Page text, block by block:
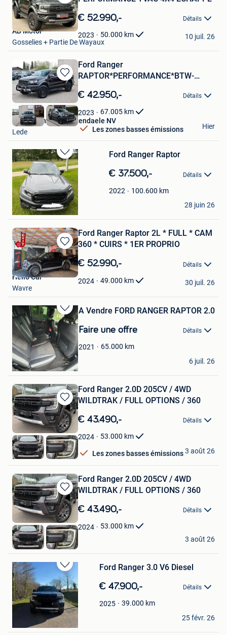
Sauvegarder
dans
Mes
Favoris
€ 52.990,- Détails
2023 50.000 km
AB Motor
Gosselies + Partie De Wayaux
10 juil. 26
Sauvegarder
dans
Mes
Favoris
Ford Ranger
RAPTOR*PERFORMANCE*BTW-
€ 42.950,- Détails
2023 67.005 km
Les zones basses émissions
Garage Thomas Uyttendaele NV
Lede
Hier
Sauvegarder
dans
Mes
Favoris
Ford Ranger Raptor
€ 37.500,- Détails
2022 100.600 km
Jochen Steegmans
Lummen
28 juin 26
Sauvegarder
dans
Mes
Favoris
Ford Ranger Raptor 2L * FULL * CAM
360 * CUIRS * 1ER PROPRIO
€ 52.990,- Détails
2024 49.000 km
Hello Car
Wavre
30 juil. 26
Sauvegarder
dans
Mes
Favoris
A Vendre FORD RANGER RAPTOR 2.0
Faire une offre Détails
2021 65.000 km
talposraul
Anderlecht
6 juil. 26
Sauvegarder
dans
Mes
Favoris
Ford Ranger 2.0D 205CV / 4WD
WILDTRAK / FULL OPTIONS / 360
€ 43.490,- Détails
2024 53.000 km
Les zones basses émissions
OXO Cars
Luttre
3 août 26
Sauvegarder
dans
Mes
Favoris
Ford Ranger 2.0D 205CV / 4WD
WILDTRAK / FULL OPTIONS / 360
€ 43.490,- Détails
2024 53.000 km
OXO Cars
Luttre
3 août 26
Sauvegarder
dans
Mes
Favoris
Ford Ranger 3.0 V6 Diesel
€ 47.900,- Détails
2025 39.000 km
BR
Ruisbroek
25 févr. 26